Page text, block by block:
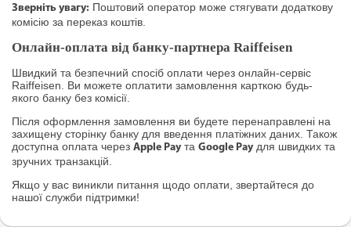
Зверніть увагу: Поштовий оператор може стягувати додаткову
комісію за переказ коштів.
Онлайн-оплата від банку-партнера Raiffeisen
Швидкий та безпечний спосіб оплати через онлайн-сервіс
Raiffeisen. Ви можете оплатити замовлення карткою будь-
якого банку без комісії.
Після оформлення замовлення ви будете перенаправлені на
захищену сторінку банку для введення платіжних даних. Також
доступна оплата через Apple Pay та Google Pay для швидких та
зручних транзакцій.
Якщо у вас виникли питання щодо оплати, звертайтеся до
нашої служби підтримки!